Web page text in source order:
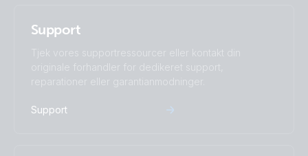
Support
Tjek vores supportressourcer eller kontakt din
originale forhandler for dedikeret support,
reparationer eller garantianmodninger.
Support